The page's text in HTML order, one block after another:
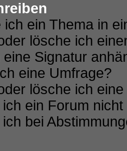
ein Thema in
lösche ich
Signatur
eine Umfrage?
lösche ich
ein Forum
bei